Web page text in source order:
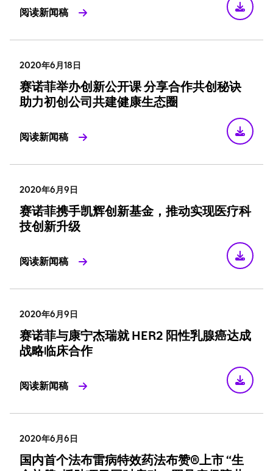
阅读新闻稿
2020年6月18日
赛诺菲举办创新公开课 分享合作共创秘诀
助力初创公司共建健康生态圈
阅读新闻稿
2020年6月9日
赛诺菲携手凯辉创新基金，推动实现医疗科
技创新升级
阅读新闻稿
2020年6月9日
赛诺菲与康宁杰瑞就 HER2 阳性乳腺癌达成
战略临床合作
阅读新闻稿
2020年6月6日
国内首个法布雷病特效药法布赞®上市 “生